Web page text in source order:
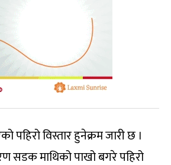
पहिरो विस्तार हुनेक्रम जारी छ ।
सडक माथिको पाखो बगरे पहिरो